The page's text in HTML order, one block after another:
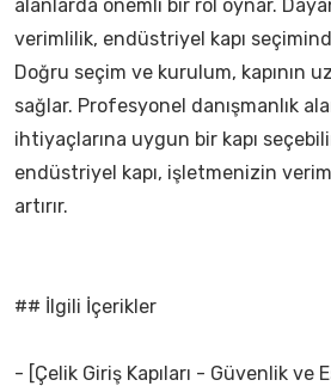
alanlarda önemli bir rol oynar.
verimlilik, endüstriyel kapı
Doğru seçim ve kurulum, kapının
sağlar. Profesyonel danışmanlık
ihtiyaçlarına uygun bir kapı
endüstriyel kapı, işletmenizin
artırır.
## İlgili İçerikler
- [Çelik Giriş Kapıları - Güvenlik ve